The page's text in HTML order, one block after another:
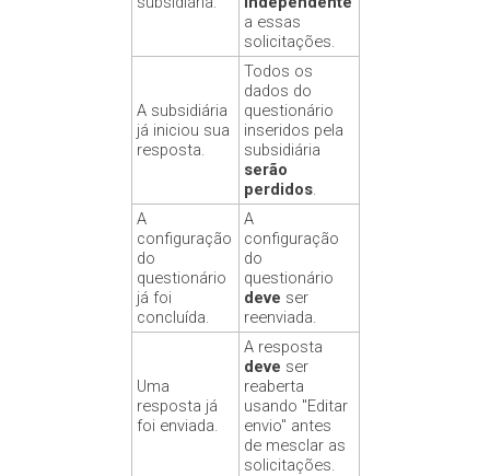
a essas
solicitações.
A subsidiária
já iniciou sua
resposta.
Todos os
dados do
questionário
inseridos pela
subsidiária
serão
perdidos.
A
configuração
do
questionário
já foi
concluída.
A
configuração
do
questionário
deve ser
reenviada.
Uma
resposta já
foi enviada.
A resposta
deve ser
reaberta
usando "Editar
envio" antes
de mesclar as
solicitações.